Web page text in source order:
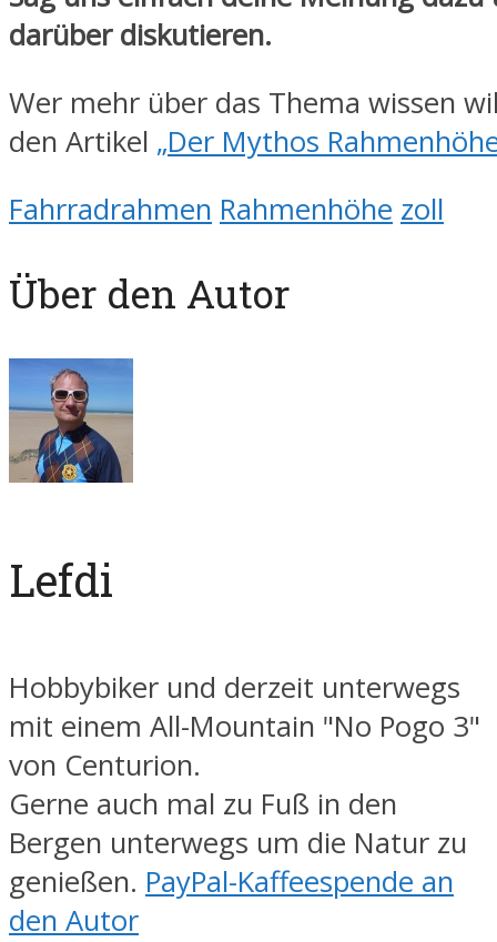
darüber diskutieren.
Wer mehr über das Thema wissen
den Artikel „Der Mythos
Fahrradrahmen Rahmenhöhe zoll
Über den Autor
Lefdi
Hobbybiker und derzeit unterwegs
mit einem All-Mountain "No Pogo 3"
von Centurion.
Gerne auch mal zu Fuß in den
Bergen unterwegs um die Natur zu
genießen. PayPal-Kaffeespende an
den Autor